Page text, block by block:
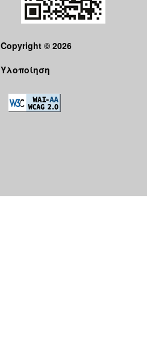
Copyright © 2026
Υλοποίηση